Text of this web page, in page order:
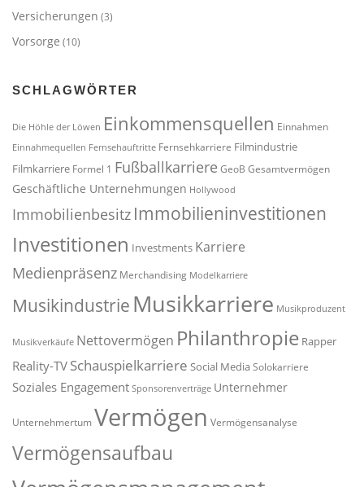
Versicherungen (3)
Vorsorge (10)
SCHLAGWÖRTER
Die Höhle der Löwen Einkommensquellen Einnahmen
Einnahmequellen Fernsehauftritte Fernsehkarriere Filmindustrie
Filmkarriere Formel 1 Fußballkarriere GeoB Gesamtvermögen
Geschäftliche Unternehmungen Hollywood
Immobilienbesitz Immobilieninvestitionen
Investitionen Investments Karriere
Medienpräsenz Merchandising Modelkarriere
Musikindustrie Musikkarriere Musikproduzent
Musikverkäufe Nettovermögen Philanthropie Rapper
Reality-TV Schauspielkarriere Social MediaSolokarriere
Soziales Engagement Sponsorenverträge Unternehmer
UnternehmertumVermögen Vermögensanalyse
Vermögensaufbau